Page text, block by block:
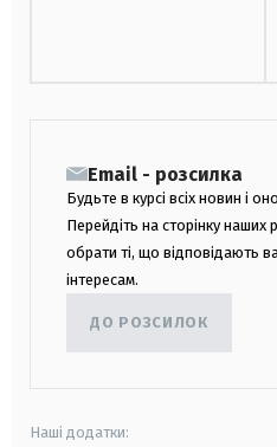
Email - розсилка
Будьте в курсі всіх новин і
Перейдіть на сторінку наших
обрати ті, що відповідають
інтересам.
ДО РОЗСИЛОК
Наші додатки: